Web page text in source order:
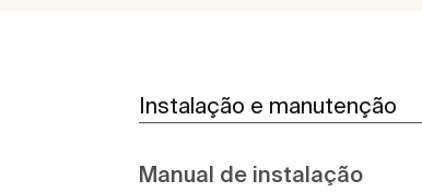
Instalação e manutenção
Manual de instalação